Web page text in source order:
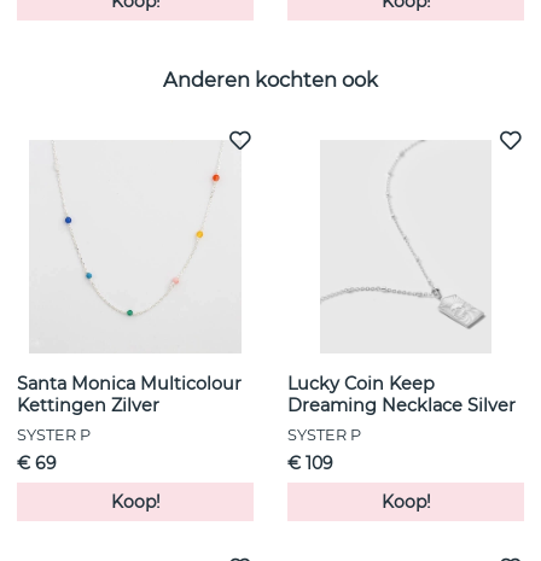
Anderen kochten ook
Santa Monica Multicolour
Kettingen Zilver
SYSTER P
€ 69
Koop!
Lucky Coin Keep
Dreaming Necklace Silver
SYSTER P
€ 109
Koop!